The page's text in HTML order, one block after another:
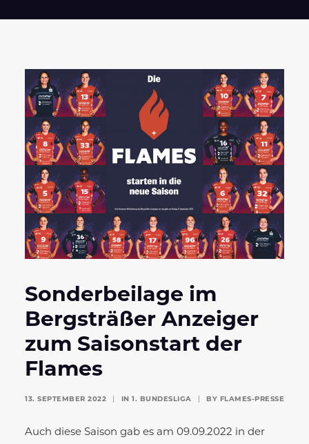
Sonderbeilage im
Bergsträßer Anzeiger
zum Saisonstart der
Flames
13. SEPTEMBER 2022 IN 1. BUNDESLIGA BY FLAMES-PRESSE
Auch diese Saison gab es am 09.09.2022 in der